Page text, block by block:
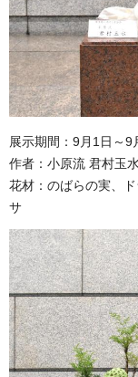
展示期間：9月1日～9
作者：小原流 君村玉
花材：のばらの実、
サ